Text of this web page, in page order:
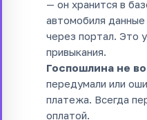
— он хранится в
автомобиля
через портал. Это
привыкания.
Госпошлина не
передумали или
платежа. Всегда
оплатой.